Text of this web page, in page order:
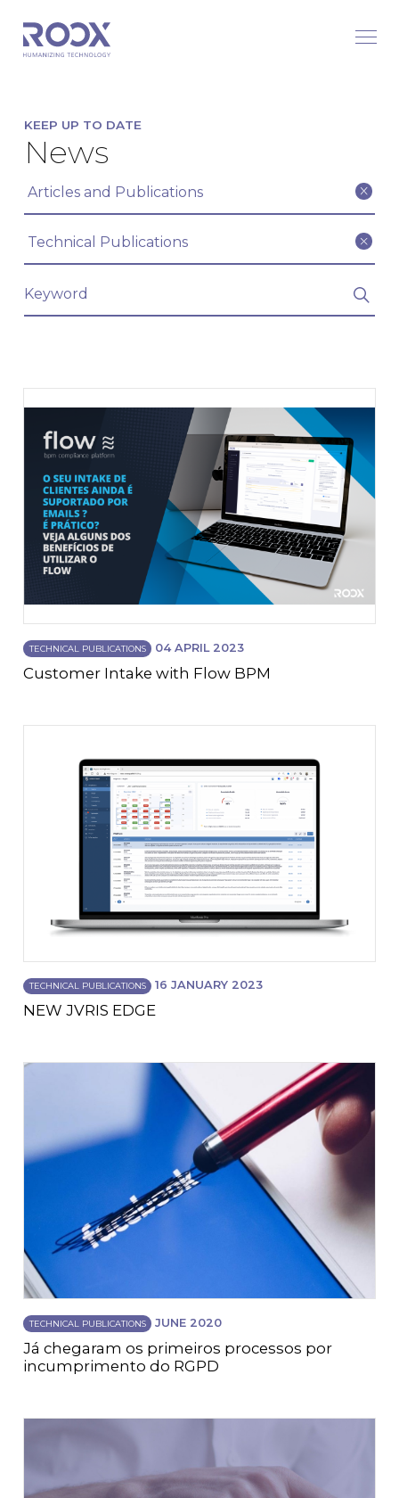
KEEP UP TO DATE
News
Filter articles
TECHNICAL PUBLICATIONS 04 APRIL 2023
Customer Intake with Flow BPM
TECHNICAL PUBLICATIONS 16 JANUARY 2023
NEW JVRIS EDGE
TECHNICAL PUBLICATIONS JUNE 2020
Já chegaram os primeiros processos por
incumprimento do RGPD